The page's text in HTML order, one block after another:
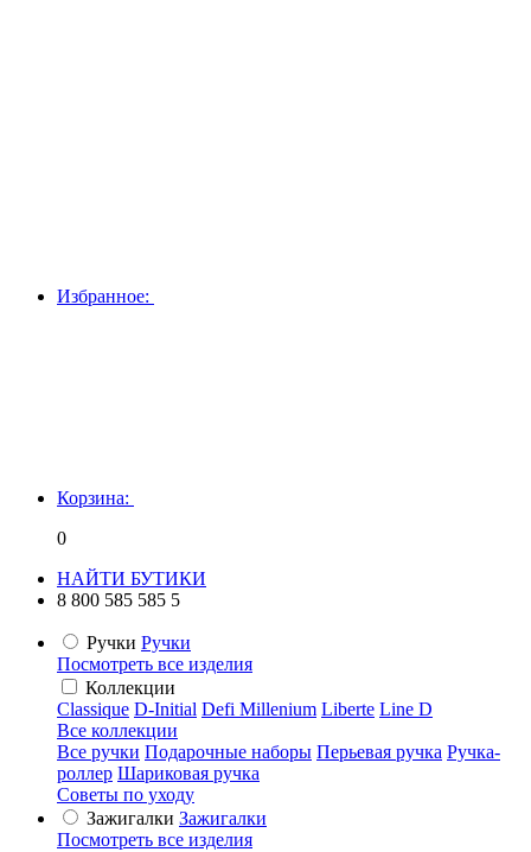
Избранное:
Корзина:
0
НАЙТИ БУТИКИ
8 800 585 585 5
Ручки Ручки
Посмотреть все изделия
Коллекции
Classique D-Initial Defi Millenium Liberte Line D
Все коллекции
Все ручки Подарочные наборы Перьевая ручка Ручка-
роллер Шариковая ручка
Советы по уходу
Зажигалки Зажигалки
Посмотреть все изделия